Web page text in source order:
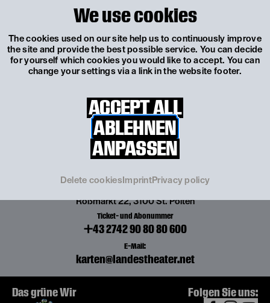
We use cookies
The cookies used on our site help us to continuously improve
the site and provide the best possible service. You can decide
for yourself which cookies you would like to accept. You can
change your settings via a link in the website footer.
ACCEPT ALL
ABLEHNEN
ANPASSEN
Delete cookies Imprint Privacy policy
BUCHEN
Spielstätte
GROSSES HAUS
Rathausplatz 11, 3100 St. Pölten
THEATERWERKSTATT
Roßmarkt 22, 3100 St. Pölten
Ticket- und Abonummer
+43 2742 90 80 80 600
E-Mail:
karten@landestheater.net
Das grüne Wir Folgen Sie uns: